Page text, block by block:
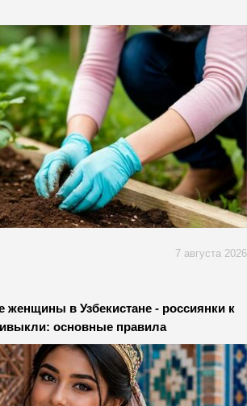
7 августа 2026
женщины в Узбекистане - россиянки к
основные правила